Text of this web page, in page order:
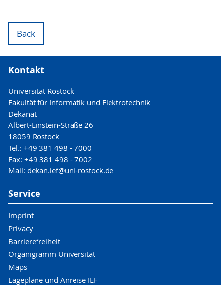
Back
Kontakt
Universität Rostock
Fakultät für Informatik und Elektrotechnik
Dekanat
Albert-Einstein-Straße 26
18059 Rostock
Tel.: +49 381 498 - 7000
Fax: +49 381 498 - 7002
Mail: dekan.ief@uni-rostock.de
Service
Imprint
Privacy
Barrierefreiheit
Organigramm Universität
Maps
Lagepläne und Anreise IEF